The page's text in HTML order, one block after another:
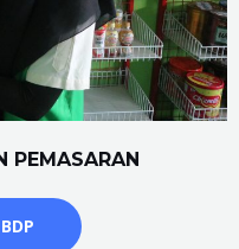
PEMASARAN